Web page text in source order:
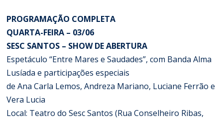
PROGRAMAÇÃO COMPLETA
QUARTA-FEIRA – 03/06
SESC SANTOS – SHOW DE ABERTURA
Espetáculo “Entre Mares e Saudades”, com Banda Alma
Lusíada e participações especiais
de Ana Carla Lemos, Andreza Mariano, Luciane Ferrão e
Vera Lucia
Local: Teatro do Sesc Santos (Rua Conselheiro Ribas,